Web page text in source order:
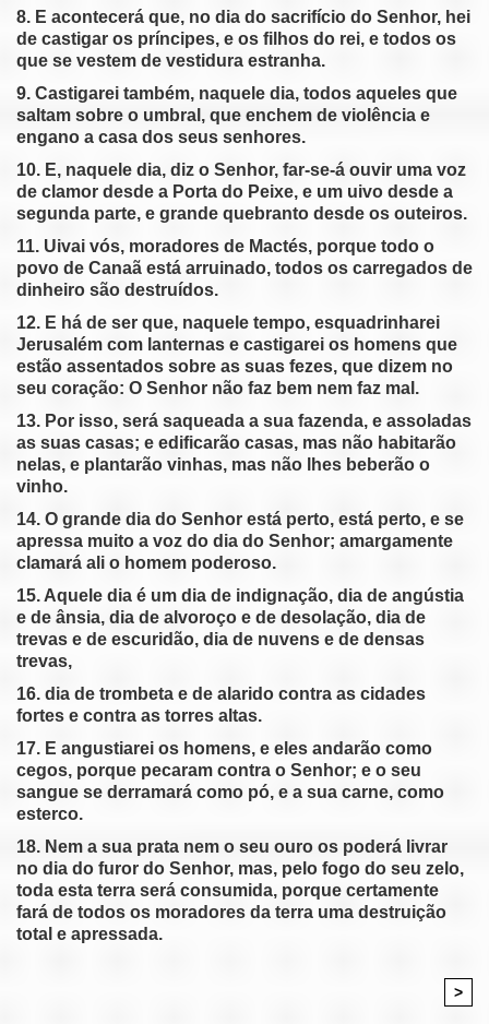
8. E acontecerá que, no dia do sacrifício do Senhor, hei
de castigar os príncipes, e os filhos do rei, e todos os
que se vestem de vestidura estranha.
9. Castigarei também, naquele dia, todos aqueles que
saltam sobre o umbral, que enchem de violência e
engano a casa dos seus senhores.
10. E, naquele dia, diz o Senhor, far-se-á ouvir uma voz
de clamor desde a Porta do Peixe, e um uivo desde a
segunda parte, e grande quebranto desde os outeiros.
11. Uivai vós, moradores de Mactés, porque todo o
povo de Canaã está arruinado, todos os carregados de
dinheiro são destruídos.
12. E há de ser que, naquele tempo, esquadrinharei
Jerusalém com lanternas e castigarei os homens que
estão assentados sobre as suas fezes, que dizem no
seu coração: O Senhor não faz bem nem faz mal.
13. Por isso, será saqueada a sua fazenda, e assoladas
as suas casas; e edificarão casas, mas não habitarão
nelas, e plantarão vinhas, mas não lhes beberão o
vinho.
14. O grande dia do Senhor está perto, está perto, e se
apressa muito a voz do dia do Senhor; amargamente
clamará ali o homem poderoso.
15. Aquele dia é um dia de indignação, dia de angústia
e de ânsia, dia de alvoroço e de desolação, dia de
trevas e de escuridão, dia de nuvens e de densas
trevas,
16. dia de trombeta e de alarido contra as cidades
fortes e contra as torres altas.
17. E angustiarei os homens, e eles andarão como
cegos, porque pecaram contra o Senhor; e o seu
sangue se derramará como pó, e a sua carne, como
esterco.
18. Nem a sua prata nem o seu ouro os poderá livrar
no dia do furor do Senhor, mas, pelo fogo do seu zelo,
toda esta terra será consumida, porque certamente
fará de todos os moradores da terra uma destruição
total e apressada.
>